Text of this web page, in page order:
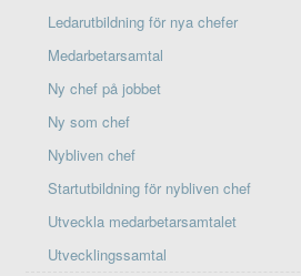
Ledarutbildning för nya chefer
Medarbetarsamtal
Ny chef på jobbet
Ny som chef
Nybliven chef
Startutbildning för nybliven chef
Utveckla medarbetarsamtalet
Utvecklingssamtal